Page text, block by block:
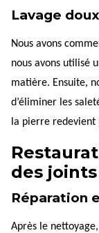
Lavage
Nous avons
nous avons utilisé
matière. Ensuite,
d’éliminer les
la pierre redevient
des joints
Réparation
Après le